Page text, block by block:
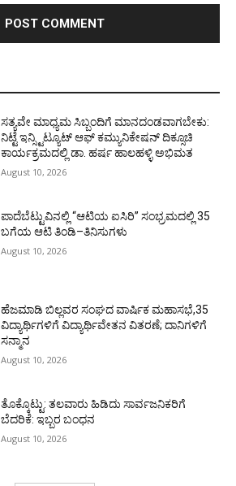
ಸತ್ಯವೇ ಮಾಧ್ಯಮ ಸಿಬ್ಬಂದಿಗೆ ಮಾನದಂಡವಾಗಬೇಕು:
ನಿಟ್ಟೆ ಇನ್ಸ್ಟಿಟ್ಯೂಟ್ ಆಫ್ ಕಮ್ಯುನಿಕೇಷನ್ ದಿಕ್ಸೂಚಿ
ಕಾರ್ಯಕ್ರಮದಲ್ಲಿ ಡಾ. ಹರ್ಷ ಹಾಲಹಳ್ಳಿ ಅಭಿಮತ
August 10, 2026
ಪಾದೆಬೆಟ್ಟುವಿನಲ್ಲಿ “ಆಟಿಯ ಐಸಿರಿ’’ ಸಂಭ್ರಮದಲ್ಲಿ 35
ಬಗೆಯ ಆಟಿ ತಿಂಡಿ–ತಿನಿಸುಗಳು
August 10, 2026
ಹೆಜಮಾಡಿ ಬಿಲ್ಲವರ ಸಂಘದ ವಾರ್ಷಿಕ ಮಹಾಸಭೆ,35
ವಿದ್ಯಾರ್ಥಿಗಳಿಗೆ ವಿದ್ಯಾರ್ಥಿವೇತನ ವಿತರಣೆ; ದಾನಿಗಳಿಗೆ
ಸನ್ಮಾನ
August 10, 2026
ತೊಕ್ಕೊಟ್ಟು: ತಲವಾರು ಹಿಡಿದು ಸಾರ್ವಜನಿಕರಿಗೆ
ಬೆದರಿಕೆ: ಇಬ್ಬರ ಬಂಧನ
August 10, 2026